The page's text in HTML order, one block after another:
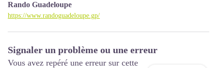
Rando Guadeloupe
https://www.randoguadeloupe.gp/
Signaler un problème ou une erreur
Vous avez repéré une erreur sur cette